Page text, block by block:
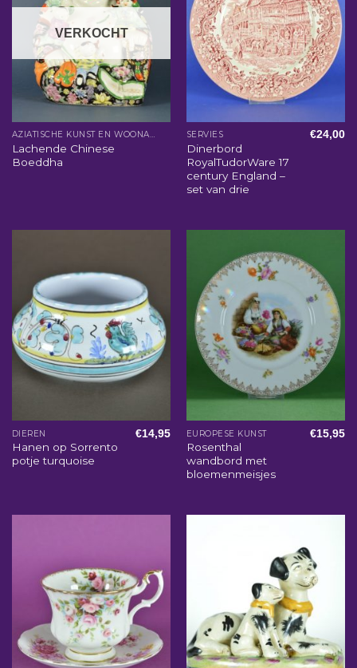
VERKOCHT
AZIATISCHE KUNST EN WOONACCESSOIRES
Lachende Chinese
Boeddha
SERVIES
Dinerbord
RoyalTudorWare 17
century England –
set van drie
€24,00
DIEREN
Hanen op Sorrento
potje turquoise
€14,95 EUROPESE KUNST
Rosenthal
wandbord met
bloemenmeisjes
€15,95